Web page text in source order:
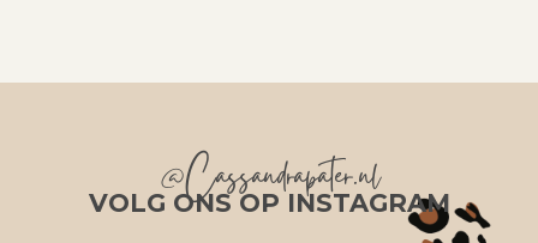
@Cassandrapater.nl
VOLG ONS OP INSTAGRAM